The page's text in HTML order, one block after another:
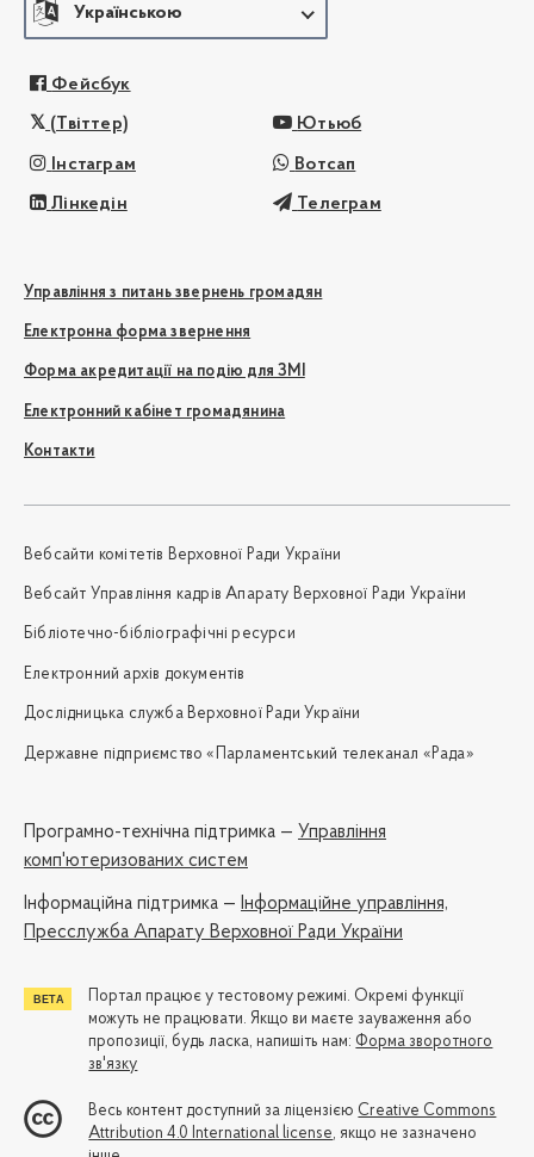
Українською
Фейсбук
(Твіттер) Ютьюб
Інстаграм Вотсап
Лінкедін Телеграм
Управління з питань звернень громадян
Електронна форма звернення
Форма акредитації на подію для ЗМІ
Електронний кабінет громадянина
Контакти
Вебсайти комітетів Верховної Ради України
Вебсайт Управління кадрів Апарату Верховної Ради України
Бібліотечно-бібліографічні ресурси
Електронний архів документів
Дослідницька служба Верховної Ради України
Державне підприємство «Парламентський телеканал «Рада»
Програмно-технічна підтримка — Управління
комп'ютеризованих систем
Iнформаційна підтримка — Інформаційне управління,
Пресслужба Апарату Верховної Ради України
Портал працює у тестовому режимі. Окремі функції
можуть не працювати. Якщо ви маєте зауваження або
пропозиції, будь ласка, напишіть нам: Форма зворотного
зв'язку
Весь контент доступний за ліцензією Creative Commons
Attribution 4.0 International license, якщо не зазначено